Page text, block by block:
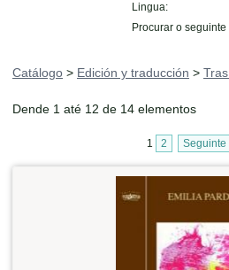
Lingua:
Procurar o seguinte
Catálogo > Edición y traducción >
Dende 1 até 12 de 14 elementos
1 2 Seguinte